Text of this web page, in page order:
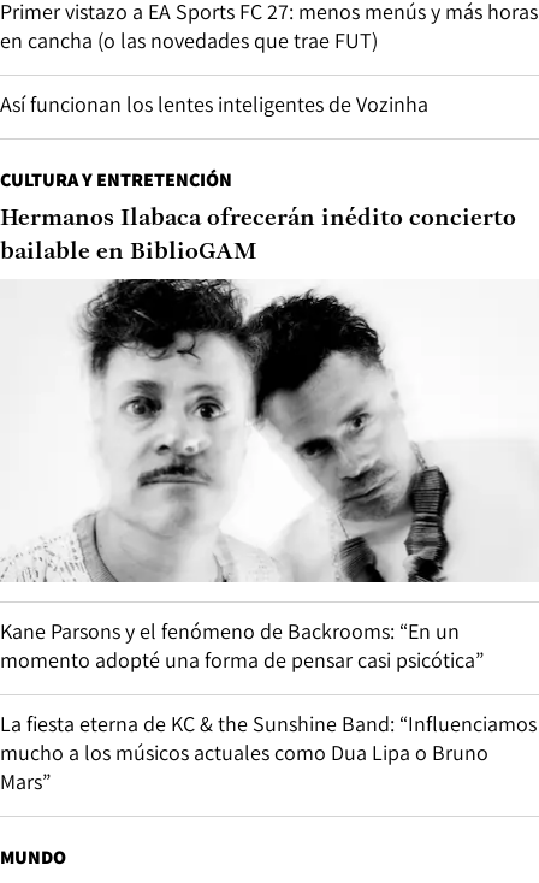
Primer vistazo a EA Sports FC 27: menos menús y más horas
en cancha (o las novedades que trae FUT)
Así funcionan los lentes inteligentes de Vozinha
CULTURA Y ENTRETENCIÓN
Hermanos Ilabaca ofrecerán inédito concierto
bailable en BiblioGAM
Kane Parsons y el fenómeno de Backrooms: “En un
momento adopté una forma de pensar casi psicótica”
La fiesta eterna de KC & the Sunshine Band: “Influenciamos
mucho a los músicos actuales como Dua Lipa o Bruno
Mars”
MUNDO